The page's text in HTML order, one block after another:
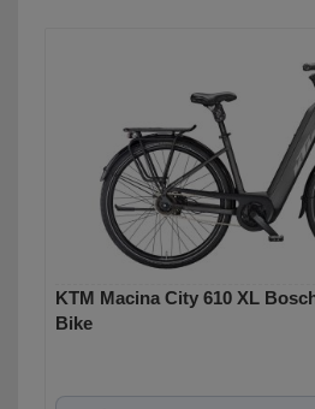
KTM Macina City 610 XL
Bike